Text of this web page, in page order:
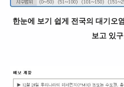
한눈에 보기 쉽게 전국의 대기오
보고 있